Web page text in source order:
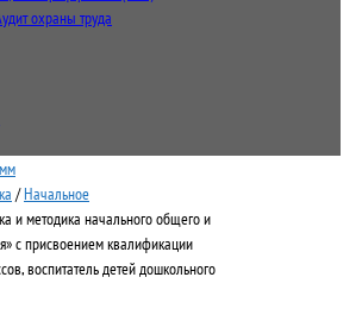
охраны труда
/Начальное
и методика начального общего и
с присвоением квалификации
воспитатель детей дошкольного